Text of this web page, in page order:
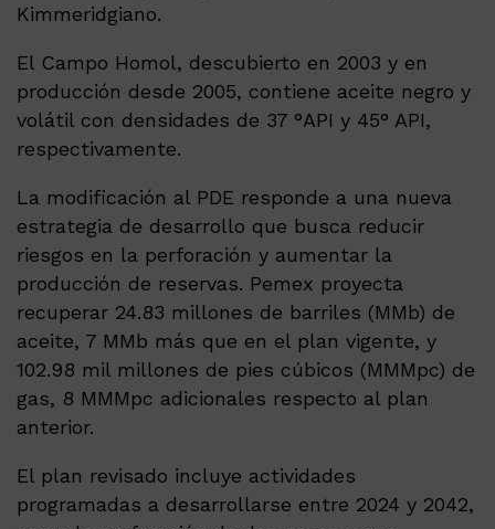
Kimmeridgiano.
El Campo Homol, descubierto en 2003 y en
producción desde 2005, contiene aceite negro y
volátil con densidades de 37 °API y 45° API,
respectivamente.
La modificación al PDE responde a una nueva
estrategia de desarrollo que busca reducir
riesgos en la perforación y aumentar la
producción de reservas. Pemex proyecta
recuperar 24.83 millones de barriles (MMb) de
aceite, 7 MMb más que en el plan vigente, y
102.98 mil millones de pies cúbicos (MMMpc) de
gas, 8 MMMpc adicionales respecto al plan
anterior.
El plan revisado incluye actividades
programadas a desarrollarse entre 2024 y 2042,